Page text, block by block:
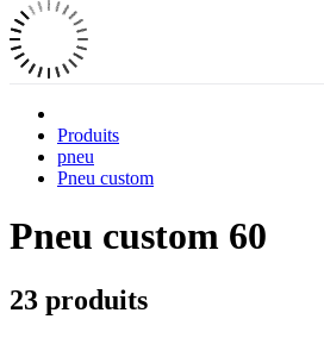
Produits
pneu
Pneu custom
Pneu custom 60
23 produits